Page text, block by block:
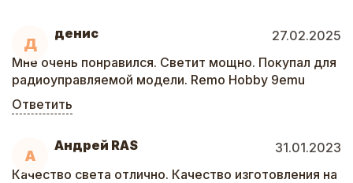
Д
денис
27.02.2025
Мне очень понравился. Светит мощно. Покупал для
радиоуправляемой модели. Remo Hobby 9emu
Ответить
А
Андрей RAS
31.01.2023
Качество света отлично. Качество изготовления на